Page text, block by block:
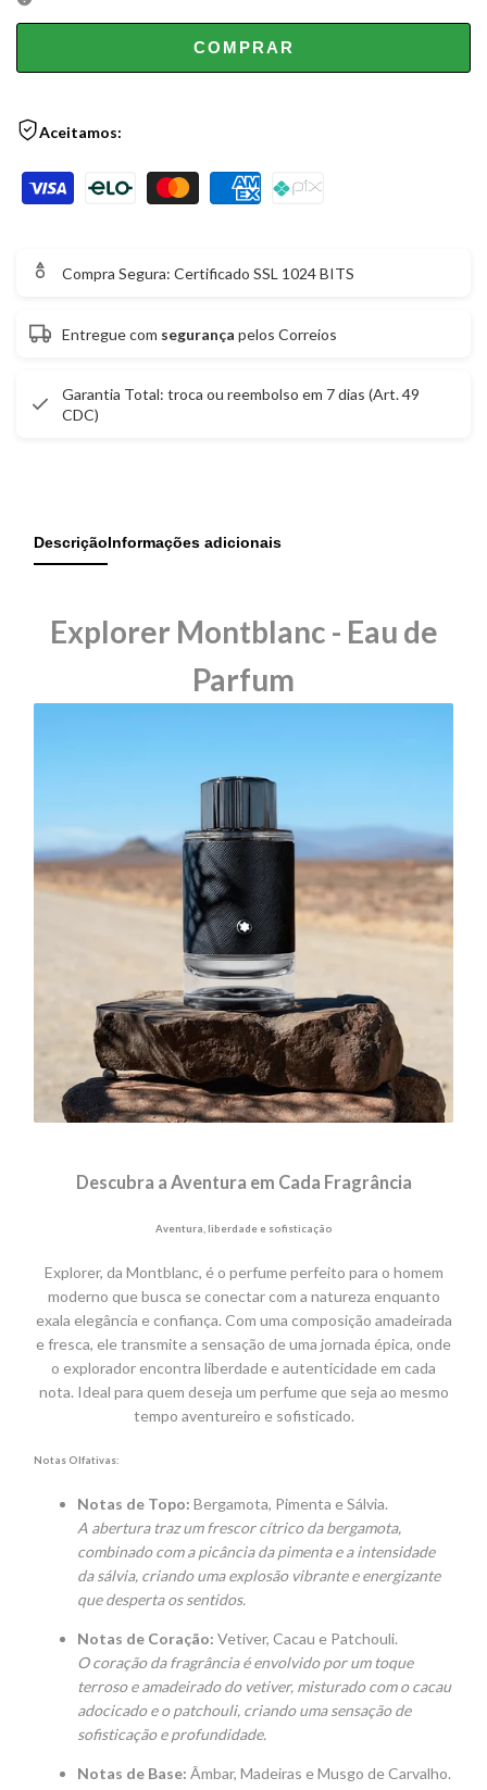
Montblanc
-
de
Parfum
-
de
Parfum
COMPRAR
Aceitamos:
Compra Segura: Certificado SSL 1024 BITS
Entregue com segurança pelos Correios
Garantia Total: troca ou reembolso em 7 dias (Art. 49
CDC)
DescriçãoInformações adicionais
Explorer Montblanc - Eau de
Parfum
Descubra a Aventura em Cada Fragrância
Aventura, liberdade e sofisticação
Explorer, da Montblanc, é o perfume perfeito para o homem
moderno que busca se conectar com a natureza enquanto
exala elegância e confiança. Com uma composição amadeirada
e fresca, ele transmite a sensação de uma jornada épica, onde
o explorador encontra liberdade e autenticidade em cada
nota. Ideal para quem deseja um perfume que seja ao mesmo
tempo aventureiro e sofisticado.
Notas Olfativas:
Notas de Topo: Bergamota, Pimenta e Sálvia.
A abertura traz um frescor cítrico da bergamota,
combinado com a picância da pimenta e a intensidade
da sálvia, criando uma explosão vibrante e energizante
que desperta os sentidos.
Notas de Coração: Vetiver, Cacau e Patchouli.
O coração da fragrância é envolvido por um toque
terroso e amadeirado do vetiver, misturado com o cacau
adocicado e o patchouli, criando uma sensação de
sofisticação e profundidade.
Notas de Base: Âmbar, Madeiras e Musgo de Carvalho.